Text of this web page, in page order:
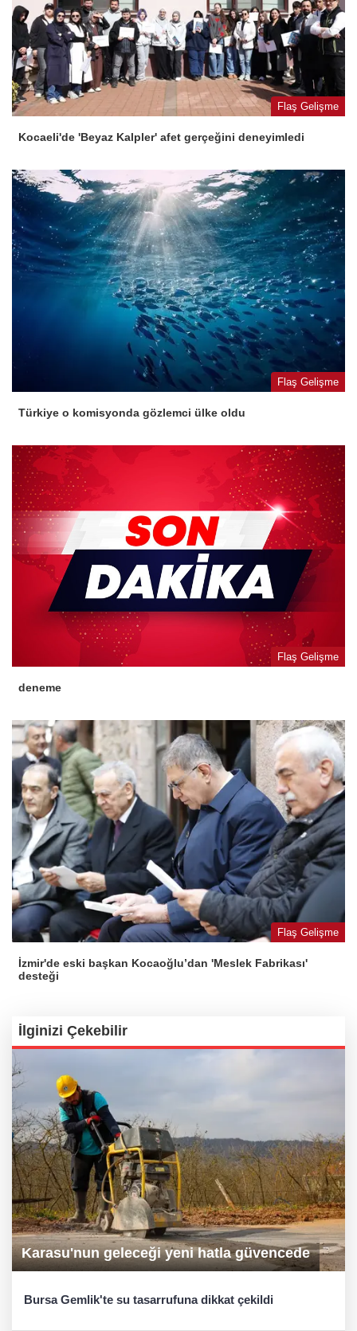
Flaş Gelişme
Kocaeli'de 'Beyaz Kalpler' afet gerçeğini deneyimledi
Flaş Gelişme
Türkiye o komisyonda gözlemci ülke oldu
Flaş Gelişme
deneme
Flaş Gelişme
İzmir'de eski başkan Kocaoğlu’dan 'Meslek Fabrikası'
desteği
İlginizi Çekebilir
Karasu'nun geleceği yeni hatla güvencede
Bursa Gemlik'te su tasarrufuna dikkat çekildi